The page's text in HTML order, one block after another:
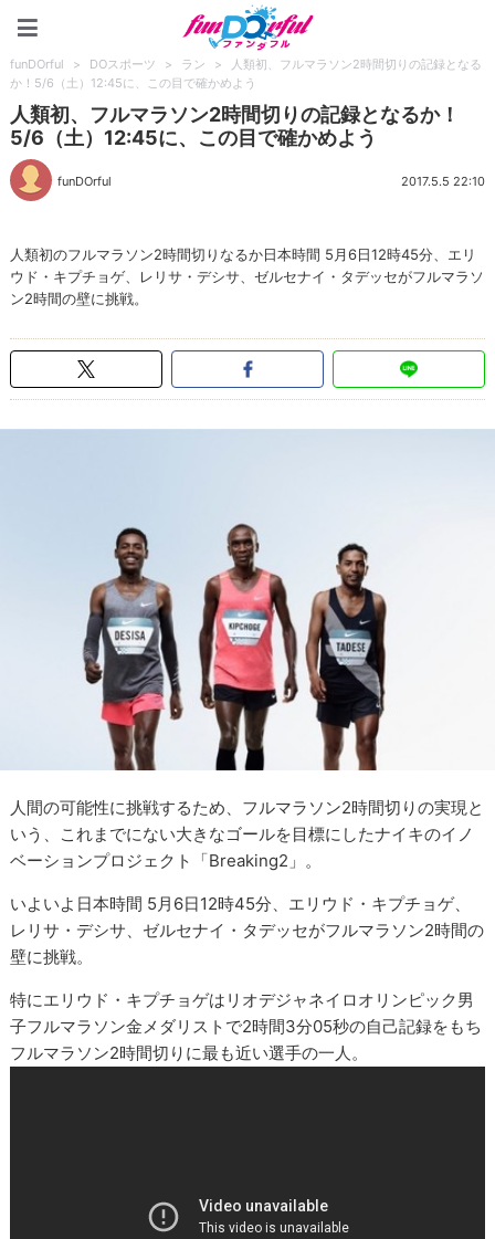
funDOrful > DOスポーツ > ラン >
人類初、フルマラソン2時間切りの記録となる
か！5/6（土）12:45に、この目で確かめよう
人類初、フルマラソン2時間切りの記録となるか！
5/6（土）12:45に、この目で確かめよう
funDOrful 2017.5.5 22:10
人類初のフルマラソン2時間切りなるか日本時間 5月6日12時45分、エリ
ウド・キプチョゲ、レリサ・デシサ、ゼルセナイ・タデッセがフルマラソ
ン2時間の壁に挑戦。
人間の可能性に挑戦するため、フルマラソン2時間切りの実現と
いう、これまでにない大きなゴールを目標にしたナイキのイノ
ベーションプロジェクト「Breaking2」。
いよいよ日本時間 5月6日12時45分、エリウド・キプチョゲ、
レリサ・デシサ、ゼルセナイ・タデッセがフルマラソン2時間の
壁に挑戦。
特にエリウド・キプチョゲはリオデジャネイロオリンピック男
子フルマラソン金メダリストで2時間3分05秒の自己記録をもち
フルマラソン2時間切りに最も近い選手の一人。